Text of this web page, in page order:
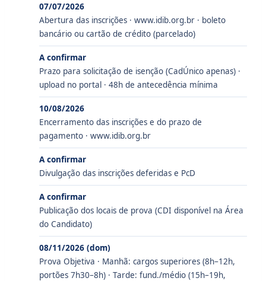
07/07/2026
Abertura das inscrições · www.idib.org.br · boleto
bancário ou cartão de crédito (parcelado)
A confirmar
Prazo para solicitação de isenção (CadÚnico apenas) ·
upload no portal · 48h de antecedência mínima
10/08/2026
Encerramento das inscrições e do prazo de
pagamento · www.idib.org.br
A confirmar
Divulgação das inscrições deferidas e PcD
A confirmar
Publicação dos locais de prova (CDI disponível na Área
do Candidato)
08/11/2026 (dom)
Prova Objetiva · Manhã: cargos superiores (8h–12h,
portões 7h30–8h) · Tarde: fund./médio (15h–19h,